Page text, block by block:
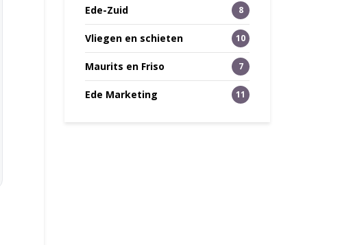
Ede-Zuid 8
Vliegen en schieten 10
Maurits en Friso 7
Ede Marketing 11